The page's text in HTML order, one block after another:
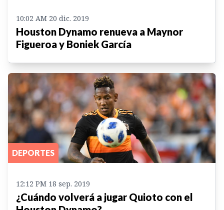
10:02 AM 20 dic. 2019
Houston Dynamo renueva a Maynor
Figueroa y Boniek García
DEPORTES
12:12 PM 18 sep. 2019
¿Cuándo volverá a jugar Quioto con el